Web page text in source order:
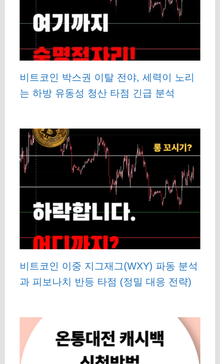
비트코인 박스권 이탈 전야, 세력이 노리
는 하방 유동성 청산 타점 긴급 분석
비트코인 이중 지그재그(WXY) 파동 분석
과 피보나치 반등 타점 (정밀 대응 전략)